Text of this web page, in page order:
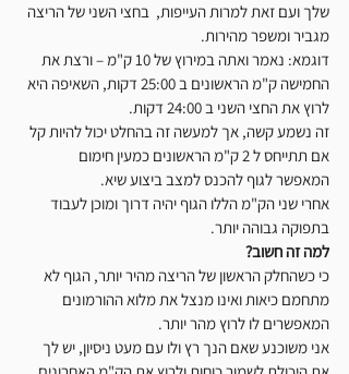
שלך ועם זאת למרות העייפות,  בחצי השני של הריצה
מגביר ומשפר מהירות.
דוגמא: נאמר ואתה במירוץ של 10 ק"מ – ורצת את
החמישה ק"מ הראשונים ב 25:00 דקות, השאיפה היא
לרוץ את החצי השני ב 24:00 דקות.
זה נשמע קשה, אך למעשה זה בהחלט יכול להיות קל
אם תתייחס ל 2 ק"מ הראשונים כמעין חימום
המאפשר לגוף להכנס למצב ביצוע שיא.
אחרי שני הק"מ הללו הגוף יהיה דרוך ומוכן לעבוד
בתפוקה גבוהה יותר.
למה זה חשוב?
כי כשהחלק הראשון של הריצה מהיר יותר, הגוף לא
מתחמם כיאות ואינו מנצל את מלוא ההורמונים
המאפשרים לו לרוץ מהר יותר.
אני משוכנע שאם הנך רץ ולו עם מעט ניסיון, יש לך